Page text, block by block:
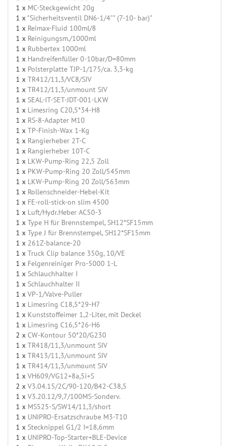
1 x MC-Steckgewicht 20g
1 x "Sicherheitsventil DN6-1/4"" (7-10- bar)"
1 x Reimax-Fluid 100ml/8
1 x Reinigungsm./1000ml
1 x Rubbertex 1000ml
1 x Handreifenfüller 0-10bar/D=80mm
1 x Polsterplatte TJP-1/175/ca. 3,3-kg
1 x TR412/11,3/VC8/SIV
1 x TR412/11,3/unmount SIV
1 x SEAL-IT-SET-JDT-001-LKW
1 x Limesring C20,5*34-H8
1 x RS-8-Adapter M10
1 x TP-Finish-Wax 1-Kg
1 x Rangierheber 2T-C
1 x Rangierheber 10T-C
1 x LKW-Pump-Ring 22,5 Zoll
1 x PKW-Pump-Ring 20 Zoll/545mm
1 x LKW-Pump-Ring 20 Zoll/563mm
1 x Rollenschneider-Hebel-Kit
1 x FE-roll-stick-on slim 4500
1 x Luft/Hydr.Heber AC50-3
1 x Type H für Brennstempel, SH12*SF15mm
1 x Type J für Brennstempel, SH12*SF15mm
1 x 261Z-balance-20
1 x Truck Clip balance 350g, 10/VE
1 x Felgenreiniger Pro-5000 1-L
1 x Schlauchhalter I
1 x Schlauchhalter II
1 x VP-1/Valve-Puller
1 x Limesring C18,5*29-H7
1 x Kunststoffeimer 1,2-Liter, mit Deckel
1 x Limesring C16,5*26-H6
2 x CW-Kontour 50*20/G230
1 x TR418/11,3/unmount SIV
1 x TR413/11,3/unmount SIV
1 x TR414/11,3/unmount SIV
1 x VH609/VG12+8a,5i+S
2 x V3.04.15/2C/90-120/B42-C38,5
1 x V3.20.12/9,7/100MS-Sonderv.
1 x MS525-S/SW14/11,3/short
1 x UNIPRO-Ersatzschraube M3-T10
1 x Stecknippel G1/2 I=18,6mm
1 x UNIPRO-Top-Starter+BLE-Device